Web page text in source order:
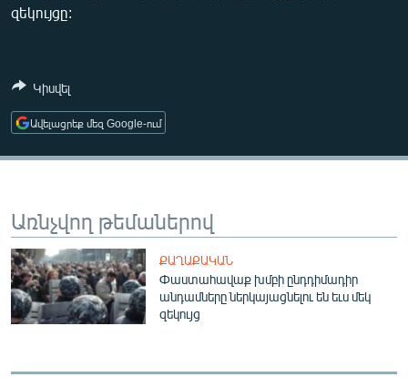
ՄՇԱԿՈՒՅԹ
ՄԵԿՆԱԲԱՆՈՒԹՅՈՒՆ
ՏՏ ԵՒ ԻՆՏԵՐՆԵՏ
ՏԵՍԱՆՅՈՒԹԵՐ
ԲԱՆԱՎԵՃ
ՁԳՏԵԼՈՎ ԼԱՎԱԳՈՒՅՆԻՆ
ՓՈԴՔԱՍԹ
զեկույցը:
Կիսվել
Ավելացրեք մեզ Google-ում
Առնչվող թեմաներով
ՔԱՂԱՔԱԿԱՆ
Փաստահավաք խմբի ընդդիմադիր
անդամները ներկայացնելու են եւս մեկ
զեկույց